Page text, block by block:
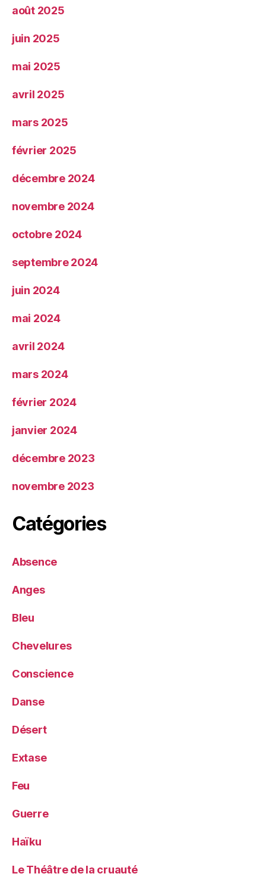
août 2025
juin 2025
mai 2025
avril 2025
mars 2025
février 2025
décembre 2024
novembre 2024
octobre 2024
septembre 2024
juin 2024
mai 2024
avril 2024
mars 2024
février 2024
janvier 2024
décembre 2023
novembre 2023
Catégories
Absence
Anges
Bleu
Chevelures
Conscience
Danse
Désert
Extase
Feu
Guerre
Haïku
Le Théâtre de la cruauté